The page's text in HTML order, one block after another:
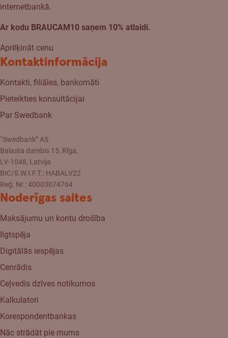
internetbankā.
Ar kodu BRAUCAM10 saņem 10% atlaidi.
Aprēķināt cenu
Kontaktinformācija
Kontakti, filiāles, bankomāti
Pieteikties konsultācijai
Par Swedbank
“Swedbank” AS
Balasta dambis 15, Rīga,
LV-1048, Latvija
BIC/S.W.I.F.T.: HABALV22
Reģ. Nr.: 40003074764
Noderīgas saites
Maksājumu un kontu drošība
Ilgtspēja
Digitālās iespējas
Cenrādis
Ceļvedis dzīves notikumos
Kalkulatori
Korespondentbankas
Nāc strādāt pie mums